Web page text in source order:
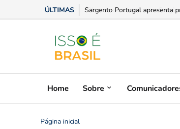
ÚLTIMAS PL anuncia chapa para
Home Sobre
Página inicial